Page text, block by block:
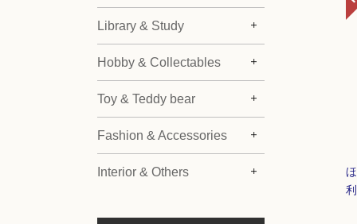
Library & Study
Hobby & Collectables
Toy & Teddy bear
Fashion & Accessories
Interior & Others